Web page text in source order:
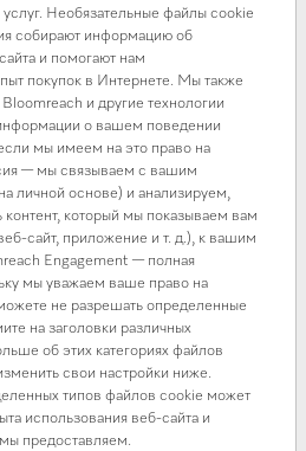
Необязательные файлы cookie
собирают информацию об
и помогают нам
покупок в Интернете. Мы также
и другие технологии
о вашем поведении
мы имеем на это право на
— мы связываем с вашим
личной основе) и анализируем,
контент, который мы показываем вам
сайт, приложение и т. д.), к вашим
Engagement — полная
мы уважаем ваше право на
не разрешать определенные
на заголовки различных
об этих категориях файлов
свои настройки ниже.
типов файлов cookie может
использования веб-сайта и
предоставляем.